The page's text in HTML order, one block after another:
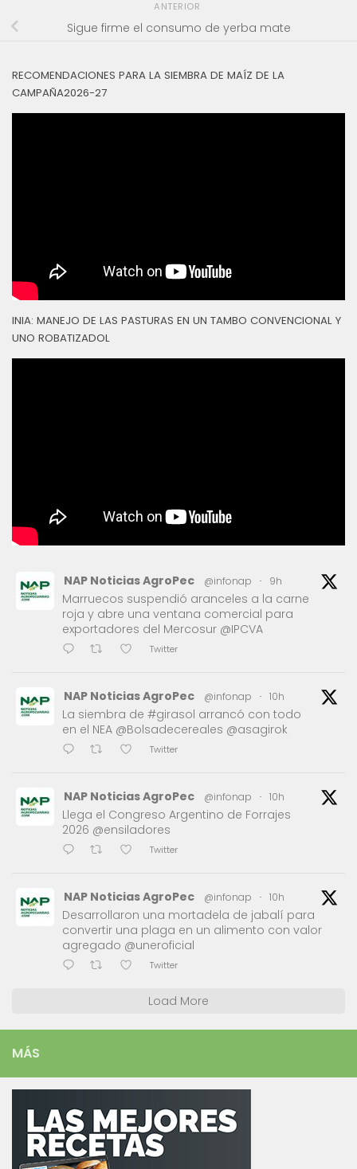
ANTERIOR
Sigue firme el consumo de yerba mate
RECOMENDACIONES PARA LA SIEMBRA DE MAÍZ DE LA
CAMPAÑA2026-27
INIA: MANEJO DE LAS PASTURAS EN UN TAMBO CONVENCIONAL Y
UNO ROBATIZADOL
NAP Noticias AgroPec @infonap · 9h
Marruecos suspendió aranceles a la carne
roja y abre una ventana comercial para
exportadores del Mercosur @IPCVA
Twitter
NAP Noticias AgroPec @infonap · 10h
La siembra de #girasol arrancó con todo
en el NEA @Bolsadecereales @asagirok
Twitter
NAP Noticias AgroPec @infonap · 10h
Llega el Congreso Argentino de Forrajes
2026 @ensiladores
Twitter
NAP Noticias AgroPec @infonap · 10h
Desarrollaron una mortadela de jabalí para
convertir una plaga en un alimento con valor
agregado @uneroficial
Twitter
Load More
MÁS